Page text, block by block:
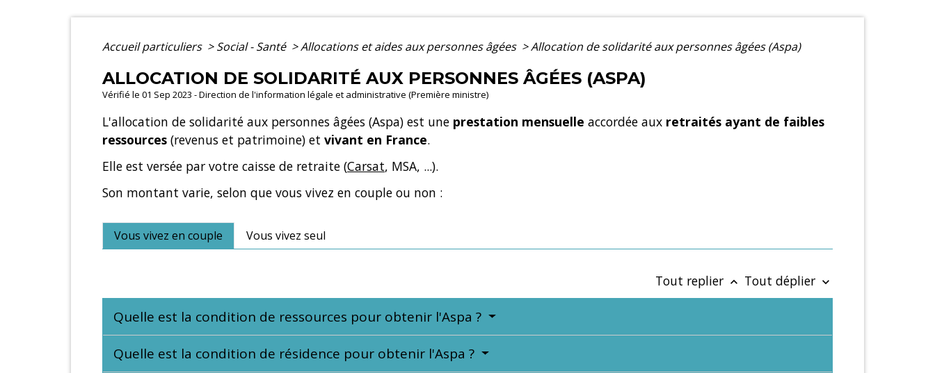
Accueil particuliers > Social - Santé >Allocations et aides aux personnes âgées >Allocation de solidarité aux personnes âgées (Aspa)
ALLOCATION DE SOLIDARITÉ AUX PERSONNES ÂGÉES (ASPA)
Vérifié le 01 Sep 2023 - Direction de l'information légale et administrative (Première ministre)
L'allocation de solidarité aux personnes âgées (Aspa) est une prestation mensuelle accordée aux retraités ayant de faibles
ressources (revenus et patrimoine) et vivant en France.
Elle est versée par votre caisse de retraite (Carsat, MSA, ...).
Son montant varie, selon que vous vivez en couple ou non :
Vous vivez en couple Vous vivez seul
Tout replier keyboard_arrow_up Tout déplier keyboard_arrow_down
Quelle est la condition de ressources pour obtenir l'Aspa ?
Quelle est la condition de résidence pour obtenir l'Aspa ?